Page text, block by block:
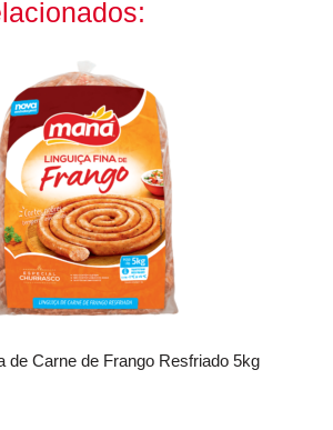
de Carne de Frango Resfriado 5kg